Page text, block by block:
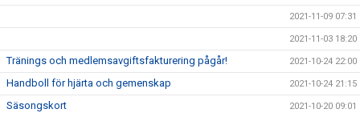
2021-11-09 07:31
2021-11-03 18:20
Tränings och medlemsavgiftsfakturering pågår! 2021-10-24 22:00
Handboll för hjärta och gemenskap 2021-10-24 21:15
Säsongskort 2021-10-20 09:01